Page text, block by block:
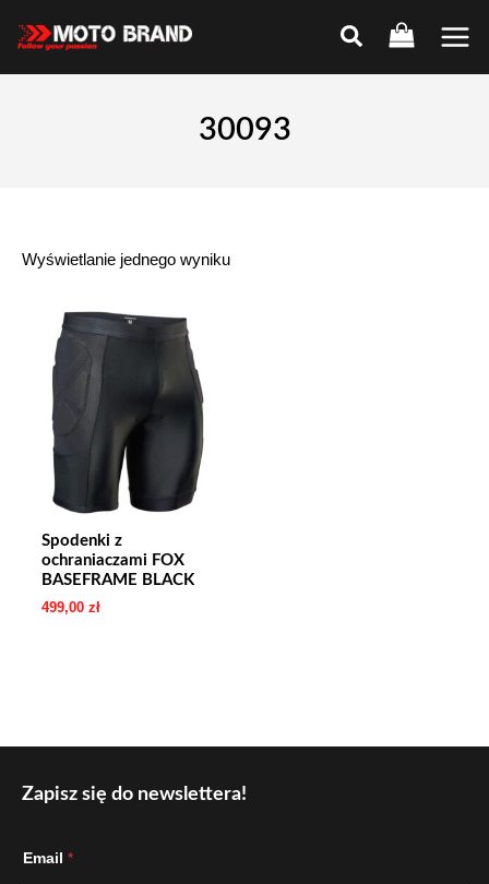
Main
30093
Wyświetlanie jednego wyniku
Spodenki z
ochraniaczami FOX
BASEFRAME BLACK
499,00 zł
Zapisz się do newslettera!
m
Email *